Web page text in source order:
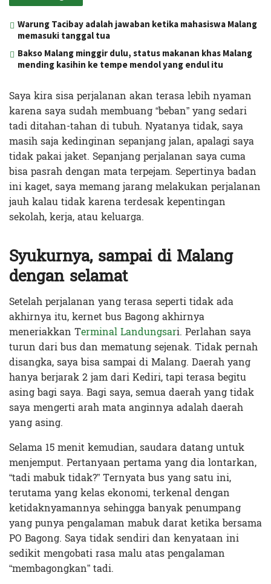
Warung Tacibay adalah jawaban ketika mahasiswa Malang
memasuki tanggal tua
Bakso Malang minggir dulu, status makanan khas Malang
mending kasihin ke tempe mendol yang endul itu
Saya kira sisa perjalanan akan terasa lebih nyaman
karena saya sudah membuang “beban” yang sedari
tadi ditahan-tahan di tubuh. Nyatanya tidak, saya
masih saja kedinginan sepanjang jalan, apalagi saya
tidak pakai jaket. Sepanjang perjalanan saya cuma
bisa pasrah dengan mata terpejam. Sepertinya badan
ini kaget, saya memang jarang melakukan perjalanan
jauh kalau tidak karena terdesak kepentingan
sekolah, kerja, atau keluarga.
Syukurnya, sampai di Malang
dengan selamat
Setelah perjalanan yang terasa seperti tidak ada
akhirnya itu, kernet bus Bagong akhirnya
meneriakkan Terminal Landungsari. Perlahan saya
turun dari bus dan mematung sejenak. Tidak pernah
disangka, saya bisa sampai di Malang. Daerah yang
hanya berjarak 2 jam dari Kediri, tapi terasa begitu
asing bagi saya. Bagi saya, semua daerah yang tidak
saya mengerti arah mata anginnya adalah daerah
yang asing.
Selama 15 menit kemudian, saudara datang untuk
menjemput. Pertanyaan pertama yang dia lontarkan,
“tadi mabuk tidak?” Ternyata bus yang satu ini,
terutama yang kelas ekonomi, terkenal dengan
ketidaknyamannya sehingga banyak penumpang
yang punya pengalaman mabuk darat ketika bersama
PO Bagong. Saya tidak sendiri dan kenyataan ini
sedikit mengobati rasa malu atas pengalaman
“membagongkan” tadi.